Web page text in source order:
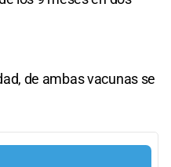
de ambas vacunas se